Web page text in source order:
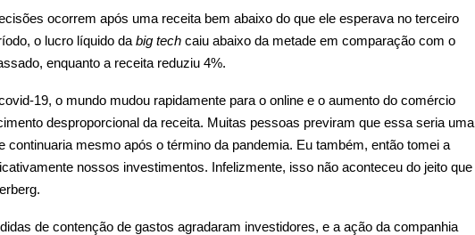
ocorrem após uma receita bem abaixo do que ele esperava no terceiro
o lucro líquido da big tech caiu abaixo da metade em comparação com o
enquanto a receita reduziu 4%.
19, o mundo mudou rapidamente para o online e o aumento do comércio
desproporcional da receita. Muitas pessoas previram que essa seria uma
continuaria mesmo após o término da pandemia. Eu também, então tomei a
nossos investimentos. Infelizmente, isso não aconteceu do jeito que
de contenção de gastos agradaram investidores, e a ação da companhia